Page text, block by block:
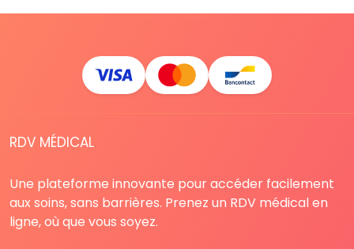
RDV MÉDICAL
Une plateforme innovante pour accéder facilement
aux soins, sans barrières. Prenez un RDV médical en
ligne, où que vous soyez.